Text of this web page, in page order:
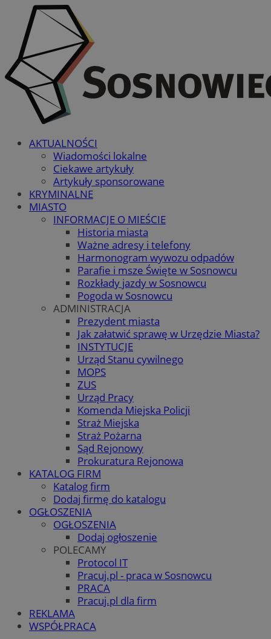
AKTUALNOŚCI
Wiadomości lokalne
Ciekawe artykuły
Artykuły sponsorowane
KRYMINALNE
MIASTO
INFORMACJE O MIEŚCIE
Historia miasta
Ważne adresy i telefony
Harmonogram wywozu odpadów
Parafie i msze Święte w Sosnowcu
Rozkłady jazdy w Sosnowcu
Pogoda w Sosnowcu
ADMINISTRACJA
Prezydent miasta
Jak załatwić sprawę w Urzędzie Miasta?
INSTYTUCJE
Urząd Stanu cywilnego
MOPS
ZUS
Urząd Pracy
Komenda Miejska Policji
Straż Miejska
Straż Pożarna
Sąd Rejonowy
Prokuratura Rejonowa
KATALOG FIRM
Katalog firm
Dodaj firmę do katalogu
OGŁOSZENIA
OGŁOSZENIA
Dodaj ogłoszenie
POLECAMY
Protocol IT
Pracuj.pl - praca w Sosnowcu
PRACA
Pracuj.pl dla firm
REKLAMA
WSPÓŁPRACA